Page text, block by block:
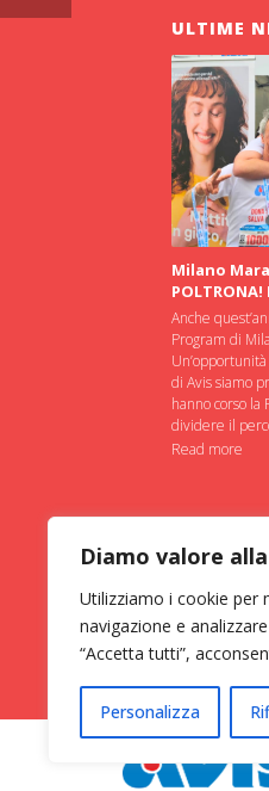
Diamo valore
Utilizziamo i cookie per
navigazione e
“Accetta tutti”,
Personalizza
ULTIME
Milano
POLTRONA!
Anche
Program di
di Avis siamo
hanno corso
dividere il
Read more